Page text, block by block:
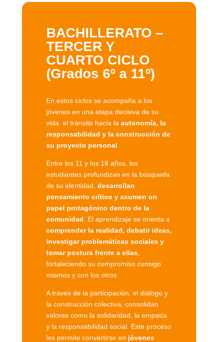
BACHILLERATO –
TERCER Y
CUARTO CICLO
(Grados 6º a 11º)
En estos ciclos se acompaña a los
jóvenes en una etapa decisiva de su
vida: el tránsito hacia la autonomía, la
responsabilidad y la construcción de
su proyecto personal
Entre los 11 y los 18 años, los
estudiantes profundizan en la búsqueda
de su identidad, desarrollan
pensamiento crítico y asumen un
papel protagónico dentro de la
comunidad . El aprendizaje se orienta a
comprender la realidad, debatir ideas,
investigar problemáticas sociales y
tomar postura frente a ellas,
fortaleciendo su compromiso consigo
mismos y con los otros.
A través de la participación, el diálogo y
la construcción colectiva, consolidan
valores como la solidaridad, la empatía
y la responsabilidad social. Este proceso
les permite convertirse en jóvenes